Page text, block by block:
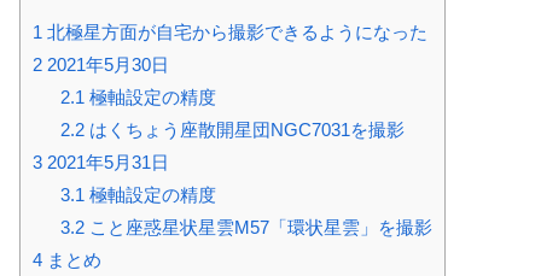
1 北極星方面が自宅から撮影できるようになった
2 2021年5月30日
2.1 極軸設定の精度
2.2はくちょう座散開星団NGC7031を撮影
3 2021年5月31日
3.1 極軸設定の精度
3.2こと座惑星状星雲M57「環状星雲」を撮影
4 まとめ